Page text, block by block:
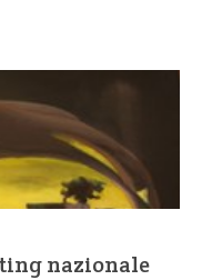
nazionale